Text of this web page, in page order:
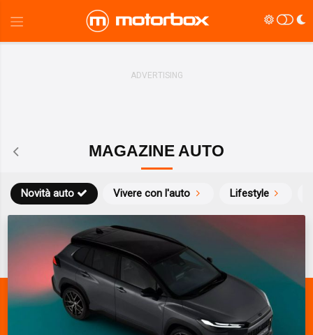
MAGAZINE AUTO
Novità auto Vivere con l'auto Lifestyle